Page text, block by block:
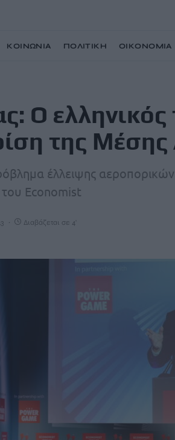
ΚΟΙΝΩΝΙΑ ΠΟΛΙΤΙΚΗ ΟΙΚΟΝΟΜΙΑ
Ο
της
έλλειψης
του Economist
Διαβάζεται σε 4'